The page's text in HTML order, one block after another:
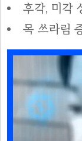
후각, 미각
목 쓰라림